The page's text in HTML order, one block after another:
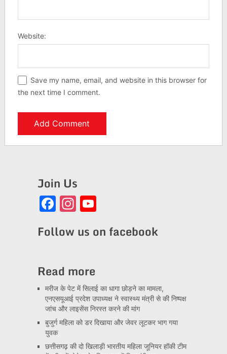
Website:
Save my name, email, and website in this browser for
the next time I comment.
Join Us
Facebook
Instagram
YouTube
Follow us on facebook
Read more
मरीज के पेट में सिलाई का धागा छोड़ने का मामला,
एनएसयूआई प्रदेश उपाध्यक्ष ने स्वास्थ्य मंत्री से की निष्पक्ष
जांच और लाइसेंस निरस्त करने की मांग
बुजुर्ग महिला को डर दिखाया और जेवर लूटकर भाग गया
युवक
छत्तीसगढ़ की दो खिलाड़ी भारतीय महिला जूनियर हॉकी टीम